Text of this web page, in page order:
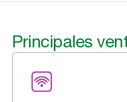
Principales